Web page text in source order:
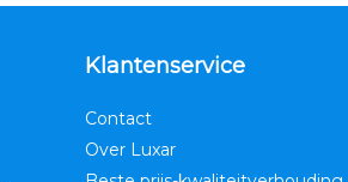
Klantenservice
Contact
Over Luxar